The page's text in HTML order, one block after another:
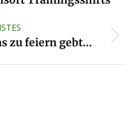
zu feiern gebt…